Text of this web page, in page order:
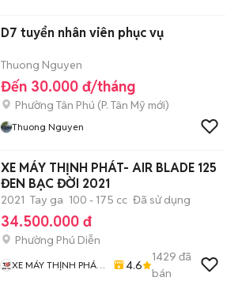
D7 tuyển nhân viên phục vụ
Thuong Nguyen
Đến 30.000 đ/tháng
Phường Tân Phú (P. Tân Mỹ mới)
Thuong Nguyen
XE MÁY THỊNH PHÁT- AIR BLADE 125
ĐEN BẠC ĐỜI 2021
2021 Tay ga 100 - 175 cc Đã sử dụng
34.500.000 đ
Phường Phú Diễn
XE MÁY THỊNH PHÁT
4.6
1429 đã
bán